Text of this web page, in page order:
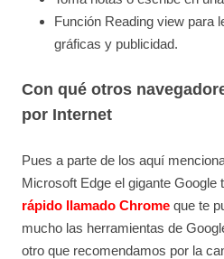
Función Reading view para
gráficas y publicidad.
Con qué otros
por Internet
Pues a parte de los aquí
Microsoft Edge el gigante Google
rápido llamado Chrome que te
mucho las herramientas de
otro que recomendamos por la